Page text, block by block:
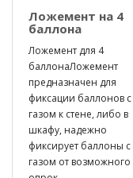
Ложемент на 4
баллона
Ложемент для 4
баллонаЛожемент
предназначен для
фиксации баллонов с
газом к стене, либо в
шкафу, надежно
фиксирует баллоны с
газом от возможного